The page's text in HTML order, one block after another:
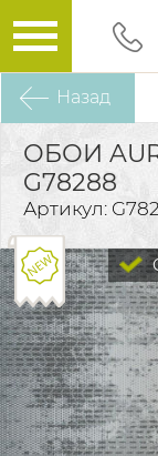
Назад
ОБОИ
G78288
Артикул: